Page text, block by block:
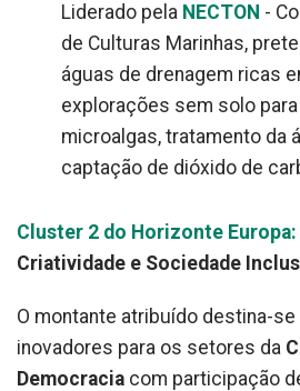
Liderado pela NECTON -
de Culturas Marinhas,
águas de drenagem ricas
explorações sem solo
microalgas, tratamento da
captação de dióxido de
Cluster 2 do Horizonte Europa:
Criatividade e Sociedade
O montante atribuído destina-se
inovadores para os setores da
Democracia com participação